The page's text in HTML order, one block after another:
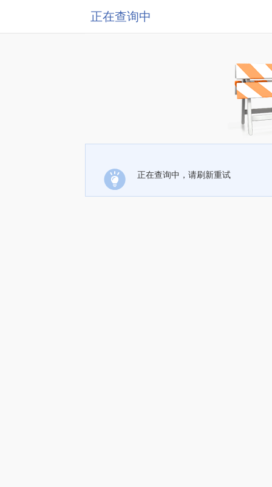
正在查询中
正在查询中，请刷新重试